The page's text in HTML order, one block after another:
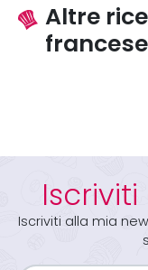
Altre
francese
Iscriviti alla mia